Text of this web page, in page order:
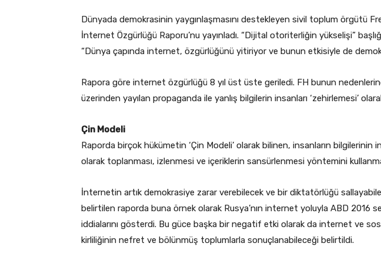
Dünyada demokrasinin yaygınlaşmasını destekleyen sivil toplum örgütü
İnternet Özgürlüğü Raporu’nu yayınladı. “Dijital otoriterliğin yükselişi”
“Dünya çapında internet, özgürlüğünü yitiriyor ve bunun etkisiyle de
Rapora göre internet özgürlüğü 8 yıl üst üste geriledi. FH bunun
üzerinden yayılan propaganda ile yanlış bilgilerin insanları ‘zehirlemesi’
Çin Modeli
Raporda birçok hükümetin ‘Çin Modeli’ olarak bilinen, insanların
olarak toplanması, izlenmesi ve içeriklerin sansürlenmesi yöntemini
İnternetin artık demokrasiye zarar verebilecek ve bir diktatörlüğü
belirtilen raporda buna örnek olarak Rusya’nın internet yoluyla ABD 2016
iddialarını gösterdi. Bu güce başka bir negatif etki olarak da internet ve
kirliliğinin nefret ve bölünmüş toplumlarla sonuçlanabileceği belirtildi.